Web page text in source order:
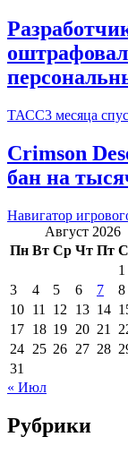
ТАСС3 месяца
Crimson
бан на
Навигатор
Август 2026
Пн Вт Ср Чт Пт
1
3
4 5 6 7 8
10 11 12 13 14
17 18 19 20 21
24 25 26 27 28
31
« Июл
Рубрики